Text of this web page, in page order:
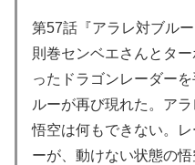
第57話『アラレ対ブルー
則巻センベエさんとタ
ったドラゴンレーダー
ルーが再び現れた。ア
悟空は何もできない。
ーが、動けない状態の